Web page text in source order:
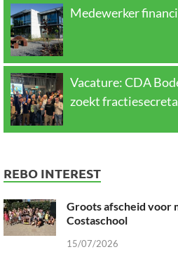
Medewerker
Vacature: CDA
zoekt
REBO INTEREST
Groots afscheid voor
Costaschool
15/07/2026